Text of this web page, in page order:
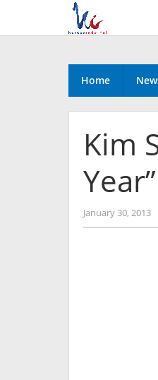
content
Home
Kim
January 30, 2013by